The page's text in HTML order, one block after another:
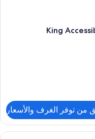
King
من توفر الغرف والأسعار